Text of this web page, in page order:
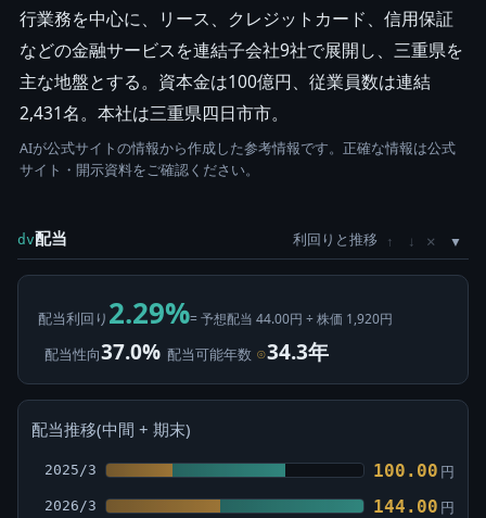
行業務を中心に、リース、クレジットカード、信用保証
などの金融サービスを連結子会社9社で展開し、三重県を
主な地盤とする。資本金は100億円、従業員数は連結
2,431名。本社は三重県四日市市。
AIが公式サイトの情報から作成した参考情報です。正確な情報は公式
サイト・開示資料をご確認ください。
dv配当 利回りと推移 ↑ ↓ ×
配当利回り 2.29%= 予想配当 44.00円 ÷ 株価 1,920円
配当性向37.0% 配当可能年数 ⊙34.3年
配当推移(中間 + 期末)
2025/3 100.00 円
2026/3 144.00 円